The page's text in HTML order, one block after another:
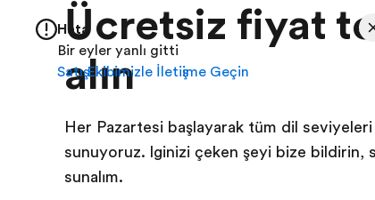
Ücretsiz fiyat
alın
Her Pazartesi başlayarak tüm dil
sunuyoruz. İlginizi çeken şeyi bize bildirin,
sunalım.
Hata
Bir şeyler yanlış gitti
Satış Ekibimizle İletişime Geçin